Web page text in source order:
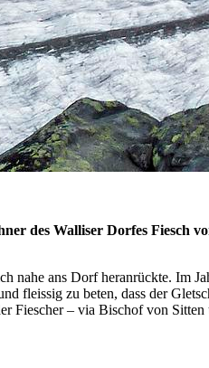
des Walliser Dorfes Fiesch
nahe ans Dorf heranrückte. Im
fleissig zu beten, dass der
Fiescher – via Bischof von